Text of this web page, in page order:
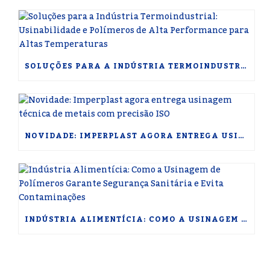
SOLUÇÕES PARA A INDÚSTRIA TERMOINDUSTRIAL: USINABILIDADE E POLÍMEROS DE ALTA PERFORMANCE PARA ALTAS TEMPERATURAS
NOVIDADE: IMPERPLAST AGORA ENTREGA USINAGEM TÉCNICA DE METAIS COM PRECISÃO ISO
INDÚSTRIA ALIMENTÍCIA: COMO A USINAGEM DE POLÍMEROS GARANTE SEGURANÇA SANITÁRIA E EVITA CONTAMINAÇÕES